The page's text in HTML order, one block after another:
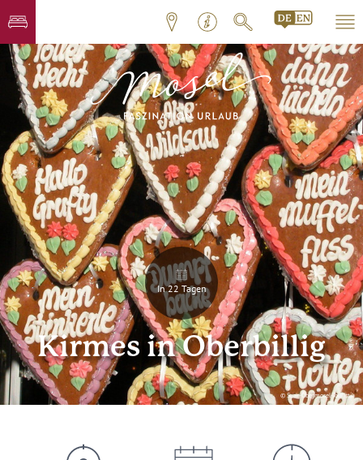
© Saar-Obermosel-Touristik
In 22 Tagen
Kirmes in Oberbillig